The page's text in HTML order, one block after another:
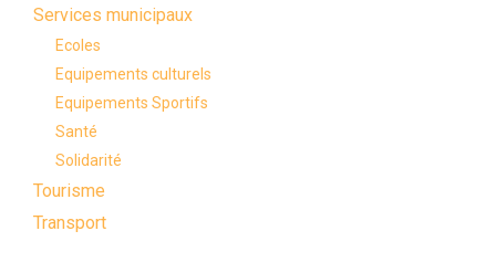
Services municipaux
Ecoles
Equipements culturels
Equipements Sportifs
Santé
Solidarité
Tourisme
Transport